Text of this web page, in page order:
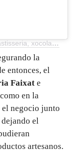
Una publicación compartida por Faixat • Pastisseria, xocolata i càtering a Barcelona (@pastisseriafaixat)
la
entonces, el
Faixat e
en la
el negocio junto
el
artesanos.